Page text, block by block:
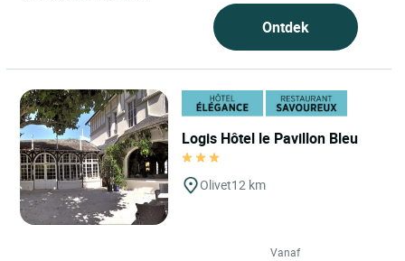
Ontdek
Logis Hôtel le Pavillon Bleu
Olivet12 km
Vanaf